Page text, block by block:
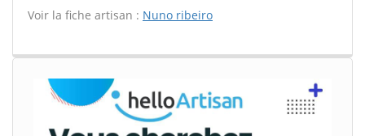
Voir la fiche artisan : Nuno ribeiro